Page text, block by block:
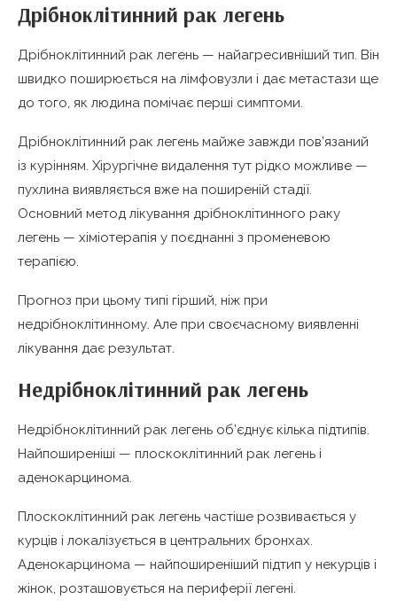
Дрібноклітинний рак легень
Дрібноклітинний рак легень — найагресивніший тип. Він
швидко поширюється на лімфовузли і дає метастази ще
до того, як людина помічає перші симптоми.
Дрібноклітинний рак легень майже завжди пов’язаний
із курінням. Хірургічне видалення тут рідко можливе —
пухлина виявляється вже на поширеній стадії.
Основний метод лікування дрібноклітинного раку
легень — хіміотерапія у поєднанні з променевою
терапією.
Прогноз при цьому типі гірший, ніж при
недрібноклітинному. Але при своєчасному виявленні
лікування дає результат.
Недрібноклітинний рак легень
Недрібноклітинний рак легень об’єднує кілька підтипів.
Найпоширеніші — плоскоклітинний рак легень і
аденокарцинома.
Плоскоклітинний рак легень частіше розвивається у
курців і локалізується в центральних бронхах.
Аденокарцинома — найпоширеніший підтип у некурців і
жінок, розташовується на периферії легені.